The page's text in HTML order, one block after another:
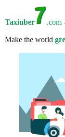
Taxiuber .com
Make the world